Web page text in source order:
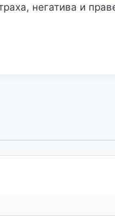
негатива и